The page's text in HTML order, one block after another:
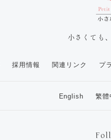
小さくても
採用情報 関連リンク プ
English 繁體